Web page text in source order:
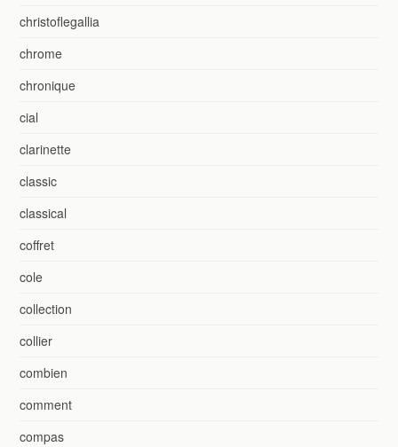
christoflegallia
chrome
chronique
cial
clarinette
classic
classical
coffret
cole
collection
collier
combien
comment
compas